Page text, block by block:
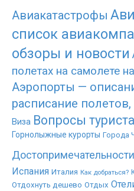
Авиакатастрофы
список
обзоры и новости
полетах на самолете
Аэропорты —
расписание
Виза Вопросы туриста
Горнолыжные курорты Города
Достопримечательности
Испания Италия Как добраться?
Отдохнуть дешево Отдых